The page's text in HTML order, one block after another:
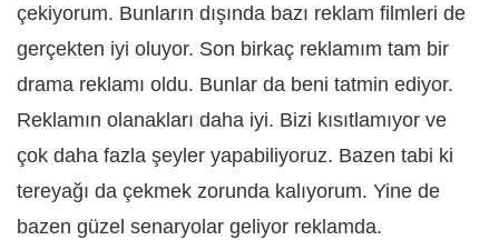
çekiyorum. Bunların dışında bazı reklam filmleri de
gerçekten iyi oluyor. Son birkaç reklamım tam bir
drama reklamı oldu. Bunlar da beni tatmin ediyor.
Reklamın olanakları daha iyi. Bizi kısıtlamıyor ve
çok daha fazla şeyler yapabiliyoruz. Bazen tabi ki
tereyağı da çekmek zorunda kalıyorum. Yine de
bazen güzel senaryolar geliyor reklamda.